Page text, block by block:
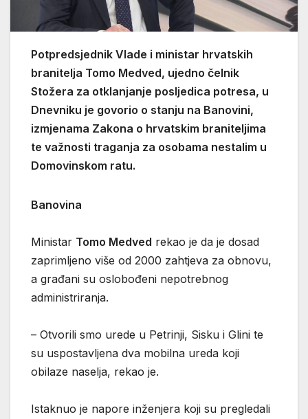
Potpredsjednik Vlade i ministar hrvatskih
branitelja Tomo Medved, ujedno čelnik
Stožera za otklanjanje posljedica potresa, u
Dnevniku je govorio o stanju na Banovini,
izmjenama Zakona o hrvatskim braniteljima
te važnosti traganja za osobama nestalim u
Domovinskom ratu.
Banovina
Ministar Tomo Medved rekao je da je dosad
zaprimljeno više od 2000 zahtjeva za obnovu,
a građani su oslobođeni nepotrebnog
administriranja.
– Otvorili smo urede u Petrinji, Sisku i Glini te
su uspostavljena dva mobilna ureda koji
obilaze naselja, rekao je.
Istaknuo je napore inženjera koji su pregledali